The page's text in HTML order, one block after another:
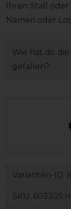
Ihren Stall
Namen oder
Wie hat dir
gefallen?
Varianten-ID:
SKU: